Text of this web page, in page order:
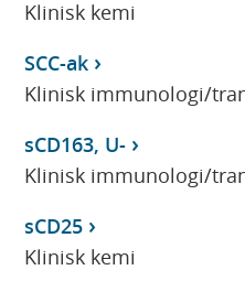
Klinisk kemi
SCC-ak
Klinisk immunologi/
sCD163, U-
Klinisk immunologi/
sCD25
Klinisk kemi